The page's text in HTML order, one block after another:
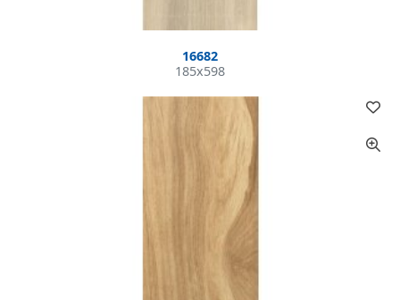
16682
185x598